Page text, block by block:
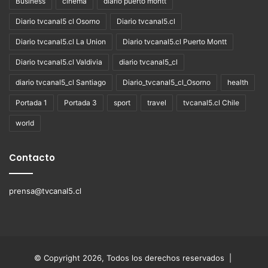
Diario tvcanal5 cl Osorno Diario tvcanal5.cl
Diario tvcanal5.cl La Union Diario tvcanal5.cl Puerto Montt
Diario tvcanal5.cl Valdivia diario tvcanal5_cl
diario tvcanal5_cl Santiago Diario_tvcanal5_cl_Osorno health
Portada 1 Portada 3 sport travel tvcanal5.cl Chile
world
Contacto
prensa@tvcanal5.cl
© Copyright 2026, Todos los derechos reservados |